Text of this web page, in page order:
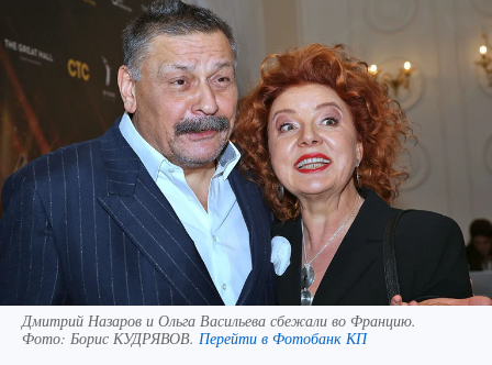
Дмитрий Назаров и Ольга Васильева сбежали во Францию.
Фото: Борис КУДРЯВОВ. Перейти в Фотобанк КП